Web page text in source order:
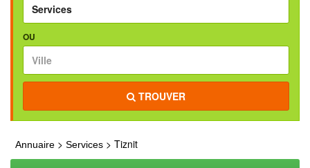
OU
TROUVER
Annuaire > Services > Tiznit